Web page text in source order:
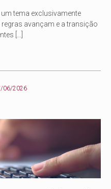
tema exclusivamente
avançam e a transição
[…]
06/2026